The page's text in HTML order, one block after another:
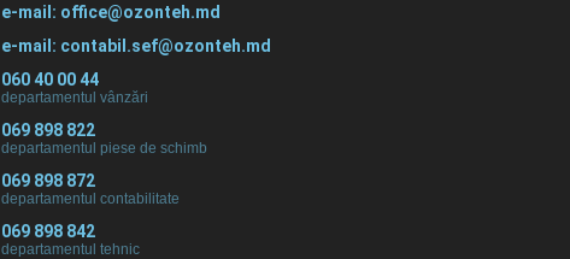
e-mail: office@ozonteh.md
e-mail: contabil.sef@ozonteh.md
060 40 00 44
departamentul vânzări
069 898 822
departamentul piese de schimb
069 898 872
departamentul contabilitate
069 898 842
departamentul tehnic